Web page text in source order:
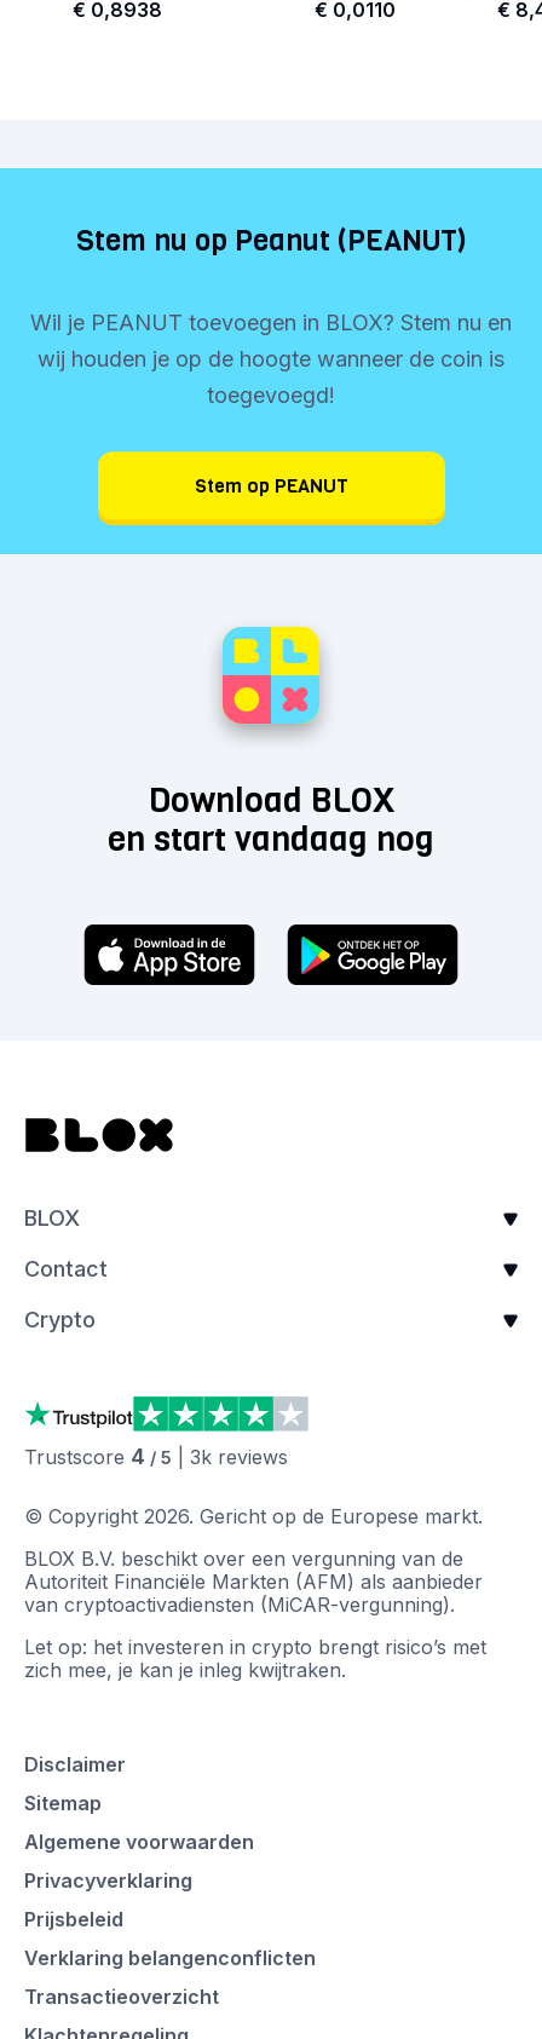
€ 0,8938 € 0,0110 €
Stem nu op Peanut (PEANUT)
Wil je PEANUT toevoegen in BLOX? Stem nu en
wij houden je op de hoogte wanneer de coin is
toegevoegd!
Stem op PEANUT
Download BLOX
en start vandaag nog
BLOX
Contact
Crypto
Trustscore 4 / 5 3k reviews
© Copyright 2026. Gericht op de Europese markt.
BLOX B.V. beschikt over een vergunning van de
Autoriteit Financiële Markten (AFM) als aanbieder
van cryptoactivadiensten (MiCAR-vergunning).
Let op: het investeren in crypto brengt risico’s met
zich mee, je kan je inleg kwijtraken.
Disclaimer
Sitemap
Algemene voorwaarden
Privacyverklaring
Prijsbeleid
Verklaring belangenconflicten
Transactieoverzicht